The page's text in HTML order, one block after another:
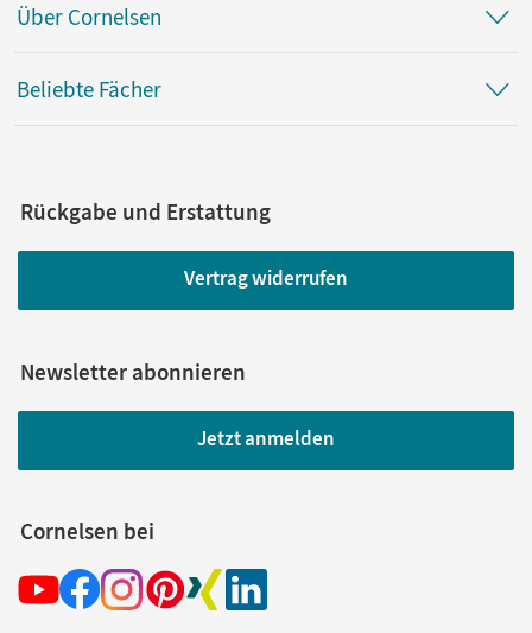
Über Cornelsen
Beliebte Fächer
Rückgabe und Erstattung
Vertrag widerrufen
Newsletter abonnieren
Jetzt anmelden
Cornelsen bei